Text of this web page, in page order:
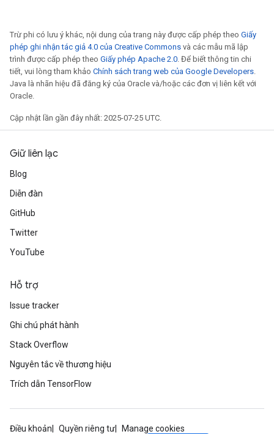
Trừ phi có lưu ý khác, nội dung của trang này được cấp phép theo Giấy
phép ghi nhận tác giả 4.0 của Creative Commons và các mẫu mã lập
trình được cấp phép theo Giấy phép Apache 2.0 . Để biết thông tin chi
tiết, vui lòng tham khảo Chính sách trang web của Google Developers
Java là nhãn hiệu đã đăng ký của Oracle và/hoặc các đơn vị liên kết với
Oracle.
Cập nhật lần gần đây nhất: 2025-07-25 UTC.
Giữ liên lạc
Blog
Diễn đàn
GitHub
Twitter
YouTube
Hỗ trợ
Issue tracker
Ghi chú phát hành
Stack Overflow
Nguyên tắc về thương hiệu
Trích dẫn TensorFlow
Điều khoản Quyền riêng tư
Manage cookies